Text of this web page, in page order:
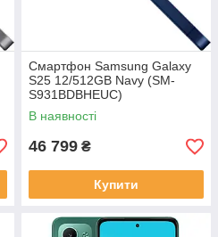
Смартфон Samsung Galaxy
S25 12/512GB Navy (SM-
S931BDBHEUC)
В наявності
46 799 ₴
Купити